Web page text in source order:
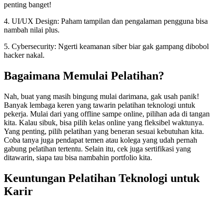
penting banget!
4. UI/UX Design: Paham tampilan dan pengalaman pengguna bisa
nambah nilai plus.
5. Cybersecurity: Ngerti keamanan siber biar gak gampang dibobol
hacker nakal.
Bagaimana Memulai Pelatihan?
Nah, buat yang masih bingung mulai darimana, gak usah panik!
Banyak lembaga keren yang tawarin pelatihan teknologi untuk
pekerja. Mulai dari yang offline sampe online, pilihan ada di tangan
kita. Kalau sibuk, bisa pilih kelas online yang fleksibel waktunya.
Yang penting, pilih pelatihan yang beneran sesuai kebutuhan kita.
Coba tanya juga pendapat temen atau kolega yang udah pernah
gabung pelatihan tertentu. Selain itu, cek juga sertifikasi yang
ditawarin, siapa tau bisa nambahin portfolio kita.
Keuntungan Pelatihan Teknologi untuk
Karir